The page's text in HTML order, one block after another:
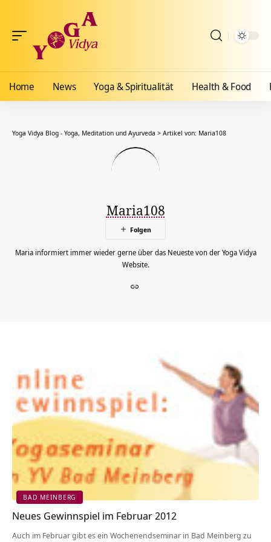
Home News Yoga & Spiritualität Health & Food
Yoga Vidya Blog - Yoga, Meditation und Ayurveda > Artikel von: Maria108
Maria108
Maria informiert immer wieder gerne über das Neueste von der Yoga Vidya
Website.
BAD MEINBERG
Neues Gewinnspiel im Februar 2012
Auch im Februar gibt es ein Wochenendseminar in Bad Meinberg zu